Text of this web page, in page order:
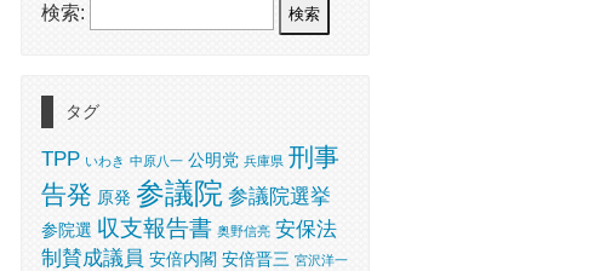
検索:
タグ
TPP いわき 中原八一 公明党 兵庫県 刑事
告発 原発 参議院 参議院選挙
参院選 収支報告書 奥野信亮 安保法
制賛成議員 安倍内閣 安倍晋三 宮沢洋一